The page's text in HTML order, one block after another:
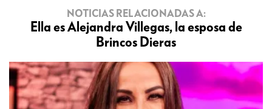
NOTICIAS RELACIONADAS A:
Ella es Alejandra Villegas, la esposa de
Brincos Dieras